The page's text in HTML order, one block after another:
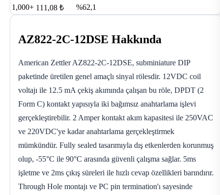
1,000+ 111,08 ₺ %62,1
AZ822-2C-12DSE Hakkında
American Zettler AZ822-2C-12DSE, subminiature DIP
paketinde üretilen genel amaçlı sinyal rölesdir. 12VDC coil
voltajı ile 12.5 mA çekiş akımında çalışan bu röle, DPDT (2
Form C) kontakt yapısıyla iki bağımsız anahtarlama işlevi
gerçekleştirebilir. 2 Amper kontakt akım kapasitesi ile 250VAC
ve 220VDC'ye kadar anahtarlama gerçekleştirmek
mümkündür. Fully sealed tasarımıyla dış etkenlerden korunmuş
olup, -55°C ile 90°C arasında güvenli çalışma sağlar. 5ms
işletme ve 2ms çıkış süreleri ile hızlı cevap özellikleri barındırır.
Through Hole montajı ve PC pin termination'ı sayesinde